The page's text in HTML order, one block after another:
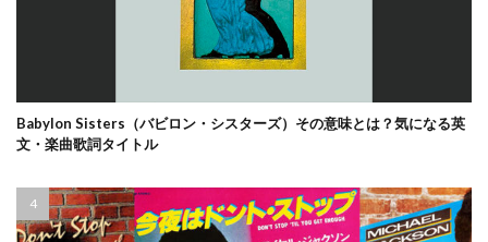
Babylon Sisters（バビロン・シスターズ）その意味とは？気になる英
文・楽曲歌詞タイトル